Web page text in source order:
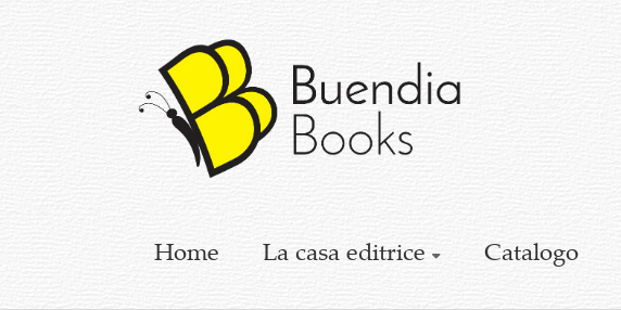
Buendia
Books
Home La casa editrice Catalogo